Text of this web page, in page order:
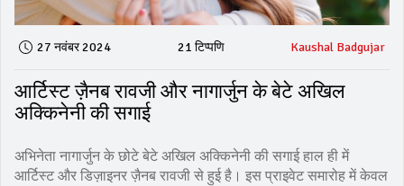
27 नवंबर 2024 21 टिप्पणि Kaushal Badgujar
आर्टिस्ट ज़ैनब रावजी और नागार्जुन के बेटे अखिल
अक्किनेनी की सगाई
अभिनेता नागार्जुन के छोटे बेटे अखिल अक्किनेनी की सगाई हाल ही में
आर्टिस्ट और डिज़ाइनर ज़ैनब रावजी से हुई है। इस प्राइवेट समारोह में केवल